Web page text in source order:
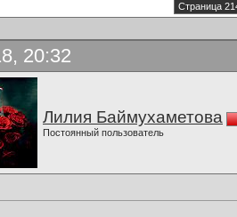
Страница
20:32
Лилия Баймухаметова
Постоянный пользователь